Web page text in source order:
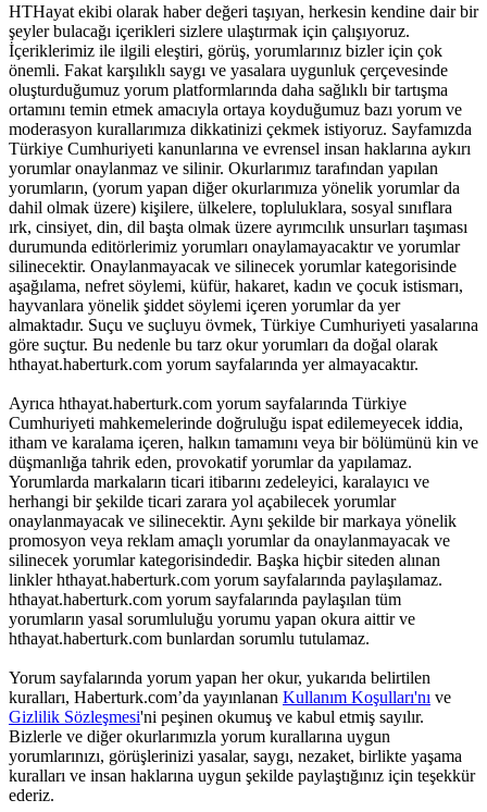
HTHayat ekibi olarak haber değeri taşıyan, herkesin kendine dair bir
şeyler bulacağı içerikleri sizlere ulaştırmak için çalışıyoruz.
İçeriklerimiz ile ilgili eleştiri, görüş, yorumlarınız bizler için çok
önemli. Fakat karşılıklı saygı ve yasalara uygunluk çerçevesinde
oluşturduğumuz yorum platformlarında daha sağlıklı bir tartışma
ortamını temin etmek amacıyla ortaya koyduğumuz bazı yorum ve
moderasyon kurallarımıza dikkatinizi çekmek istiyoruz. Sayfamızda
Türkiye Cumhuriyeti kanunlarına ve evrensel insan haklarına aykırı
yorumlar onaylanmaz ve silinir. Okurlarımız tarafından yapılan
yorumların, (yorum yapan diğer okurlarımıza yönelik yorumlar da
dahil olmak üzere) kişilere, ülkelere, topluluklara, sosyal sınıflara
ırk, cinsiyet, din, dil başta olmak üzere ayrımcılık unsurları taşıması
durumunda editörlerimiz yorumları onaylamayacaktır ve yorumlar
silinecektir. Onaylanmayacak ve silinecek yorumlar kategorisinde
aşağılama, nefret söylemi, küfür, hakaret, kadın ve çocuk istismarı,
hayvanlara yönelik şiddet söylemi içeren yorumlar da yer
almaktadır. Suçu ve suçluyu övmek, Türkiye Cumhuriyeti yasalarına
göre suçtur. Bu nedenle bu tarz okur yorumları da doğal olarak
hthayat.haberturk.com yorum sayfalarında yer almayacaktır.
Ayrıca hthayat.haberturk.com yorum sayfalarında Türkiye
Cumhuriyeti mahkemelerinde doğruluğu ispat edilemeyecek iddia,
itham ve karalama içeren, halkın tamamını veya bir bölümünü kin ve
düşmanlığa tahrik eden, provokatif yorumlar da yapılamaz.
Yorumlarda markaların ticari itibarını zedeleyici, karalayıcı ve
herhangi bir şekilde ticari zarara yol açabilecek yorumlar
onaylanmayacak ve silinecektir. Aynı şekilde bir markaya yönelik
promosyon veya reklam amaçlı yorumlar da onaylanmayacak ve
silinecek yorumlar kategorisindedir. Başka hiçbir siteden alınan
linkler hthayat.haberturk.com yorum sayfalarında paylaşılamaz.
hthayat.haberturk.com yorum sayfalarında paylaşılan tüm
yorumların yasal sorumluluğu yorumu yapan okura aittir ve
hthayat.haberturk.com bunlardan sorumlu tutulamaz.
Yorum sayfalarında yorum yapan her okur, yukarıda belirtilen
kuralları, Haberturk.com’da yayınlanan Kullanım Koşulları'nı ve
Gizlilik Sözleşmesi'ni peşinen okumuş ve kabul etmiş sayılır.
Bizlerle ve diğer okurlarımızla yorum kurallarına uygun
yorumlarınızı, görüşlerinizi yasalar, saygı, nezaket, birlikte yaşama
kuralları ve insan haklarına uygun şekilde paylaştığınız için teşekkür
ederiz.